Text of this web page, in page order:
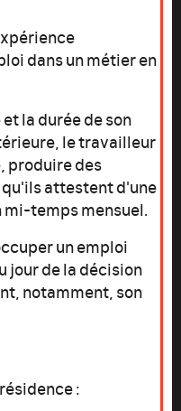
dans un métier en
la durée de son
le travailleur
produire des
attestent d'une
mi-temps mensuel.
un emploi
jour de la décision
notamment, son
: